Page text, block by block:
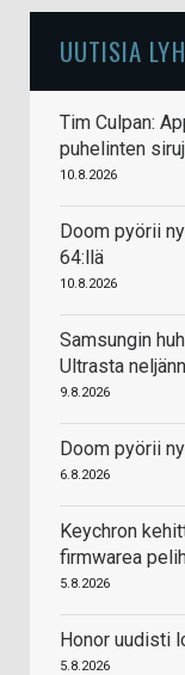
UUTISIA
Tim Culpan:
puhelinten
10.8.2026
Doom pyörii
64:llä
10.8.2026
Samsungin
Ultrasta
9.8.2026
Doom pyörii
6.8.2026
Keychron
firmwarea
5.8.2026
Honor uudisti
5.8.2026